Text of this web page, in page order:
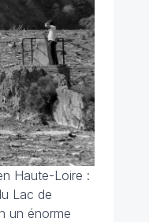
Haute-Loire :
Lac de
un énorme